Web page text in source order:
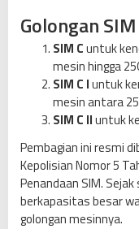
Golongan SIM
SIM Cuntuk
mesin hingga
SIM C Iuntuk
mesin antara
SIM C IIuntuk
Pembagian ini resmi
Kepolisian Nomor 5
Penandaan SIM.
berkapasitas besar
golongan mesinnya.